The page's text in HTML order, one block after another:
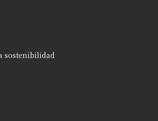
sostenibilidad